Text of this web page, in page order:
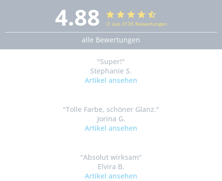
4.88 ∅ aus 3135 Bewertungen
alle Bewertungen
"Super!"
Stephanie S.
Artikel ansehen
"Tolle Farbe, schöner Glanz."
Jorina G.
Artikel ansehen
"Absolut wirksam"
Elvira B.
Artikel ansehen